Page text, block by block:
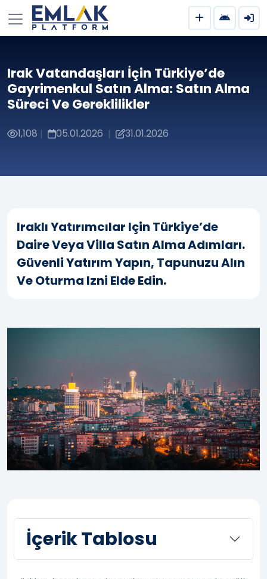
Irak Vatandaşları İçin Türkiye’de
Gayrimenkul Satın Alma: Satın Alma
Süreci Ve Gereklilikler
1,108 | 05.01.2026 | 31.01.2026
Iraklı Yatırımcılar Için Türkiye’de
Daire Veya Villa Satın Alma Adımları.
Güvenli Yatırım Yapın, Tapunuzu Alın
Ve Oturma Izni Elde Edin.
İçerik Tablosu